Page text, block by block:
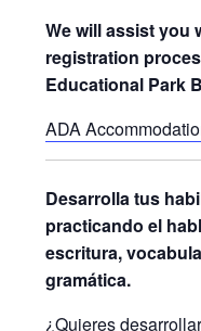
We will assist you
registration
Educational Park
ADA
Desarrolla tus
practicando el
escritura,
gramática.
¿Quieres